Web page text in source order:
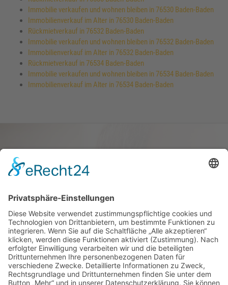
Immobilie verkaufen und wohnen bleiben in 76530 Baden-Baden
Immobilienverkauf im Alter in 76530 Baden-Baden
Rückmietverkauf in 76532 Baden-Baden
Immobilie verkaufen und wohnen bleiben in 76532 Baden-Baden
Immobilienverkauf im Alter in 76532 Baden-Baden
Rückmietverkauf in 76534 Baden-Baden
Immobilie verkaufen und wohnen bleiben in 76534 Baden-Baden
Immobilienverkauf im Alter in 76534 Baden-Baden
verkaufen und darin
wohnen bleiben
Verkaufen Sie Ihr Haus oder Ihre
Eigen­tums­woh­nung und bleiben Sie
darin wohnen.